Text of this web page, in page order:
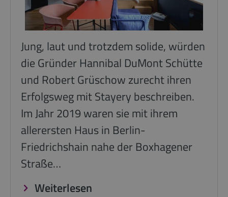
Jung, laut und trotzdem solide, würden
die Gründer Hannibal DuMont Schütte
und Robert Grüschow zurecht ihren
Erfolgsweg mit Stayery beschreiben.
Im Jahr 2019 waren sie mit ihrem
allerersten Haus in Berlin-
Friedrichshain nahe der Boxhagener
Straße…
Weiterlesen